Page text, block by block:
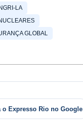
LA
GLOBAL
o Expresso Rio no Google